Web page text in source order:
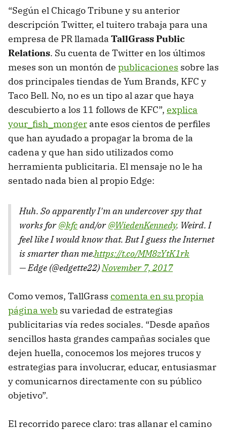
“Según el Chicago Tribune y su anterior
descripción Twitter, el tuitero trabaja para una
empresa de PR llamada TallGrass Public
Relations. Su cuenta de Twitter en los últimos
meses son un montón de publicaciones sobre las
dos principales tiendas de Yum Brands, KFC y
Taco Bell. No, no es un tipo al azar que haya
descubierto a los 11 follows de KFC”, explica
your_fish_monger ante esos cientos de perfiles
que han ayudado a propagar la broma de la
cadena y que han sido utilizados como
herramienta publicitaria. El mensaje no le ha
sentado nada bien al propio Edge:
Huh. So apparently I'm an undercover spy that
works for@kfcand/or@WiedenKennedy. Weird. I
feel like I would know that. But I guess the Internet
is smarter than me.https://t.co/MM8zYtK1rk
— Edge (@edgette22)November 7, 2017
Como vemos, TallGrass comenta en su propia
página web su variedad de estrategias
publicitarias vía redes sociales. “Desde apaños
sencillos hasta grandes campañas sociales que
dejen huella, conocemos los mejores trucos y
estrategias para involucrar, educar, entusiasmar
y comunicarnos directamente con su público
objetivo”.
El recorrido parece claro: tras allanar el camino